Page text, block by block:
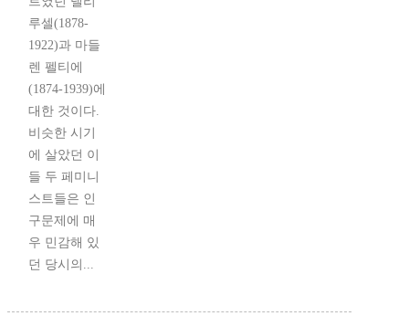
루셀(1878-
1922)과 마들
렌 펠티에
(1874-1939)에
대한 것이다.
비슷한 시기
에 살았던 이
들 두 페미니
스트들은 인
구문제에 매
우 민감해 있
던 당시의...